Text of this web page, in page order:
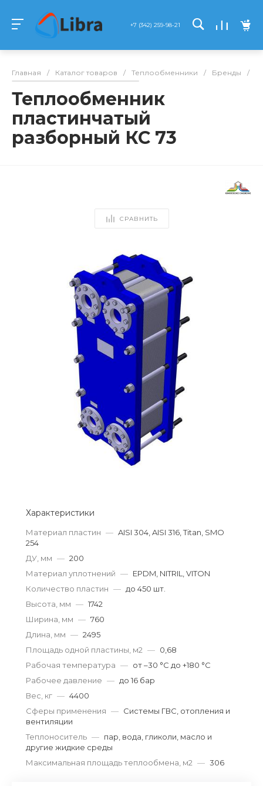
+7 (342) 259-98-21
Главная / Каталог товаров / Теплообменники / Бренды /
Теплообменник
пластинчатый
разборный КС 73
СРАВНИТЬ
Характеристики
Материал пластин — AISI 304, AISI 316, Titan, SMO
254
ДУ, мм — 200
Материал уплотнений — EPDM, NITRIL, VITON
Количество пластин — до 450 шт.
Высота, мм — 1742
Ширина, мм — 760
Длина, мм — 2495
Площадь одной пластины, м2 — 0,68
Рабочая температура — от –30 °С до +180 °С
Рабочее давление — до 16 бар
Вес, кг — 4400
Сферы применения — Системы ГВС, отопления и
вентиляции
Теплоноситель — пар, вода, гликоли, масло и
другие жидкие среды
Максимальная площадь теплообмена, м2 — 306